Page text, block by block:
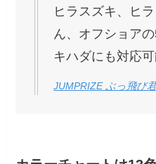
ヒラスズキ、ヒ
ん、オフショア
キハダにも対応可
JUMPRIZE ぶっ飛び